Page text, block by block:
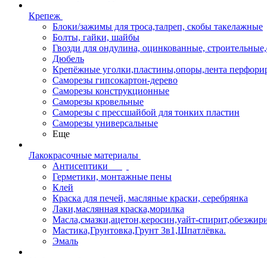
Крепеж
Блоки/зажимы для троса,талреп, скобы такелажные
Болты, гайки, шайбы
Гвозди для ондулина, оцинкованные,
Дюбель
Крепёжные уголки,пластины,опоры,лента
Саморезы гипсокартон-дерево
Саморезы конструкционные
Саморезы кровельные
Саморезы с прессшайбой для тонких пластин
Саморезы универсальные
Еще
Лакокрасочные материалы
Антисептики
Герметики, монтажные пены
Клей
Краска для печей, масляные краски, серебрянка
Лаки,маслянная краска,морилка
Масла,смазки,ацетон,керосин,уайт-
Мастика,Грунтовка,Грунт 3в1,Шпатлёвка.
Эмаль